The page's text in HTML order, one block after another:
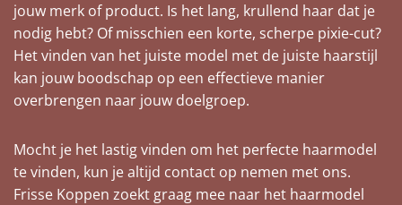
jouw merk of product. Is het lang, krullend haar dat je
nodig hebt? Of misschien een korte, scherpe pixie-cut?
Het vinden van het juiste model met de juiste haarstijl
kan jouw boodschap op een effectieve manier
overbrengen naar jouw doelgroep.
Mocht je het lastig vinden om het perfecte haarmodel
te vinden, kun je altijd contact op nemen met ons.
Frisse Koppen zoekt graag mee naar het haarmodel